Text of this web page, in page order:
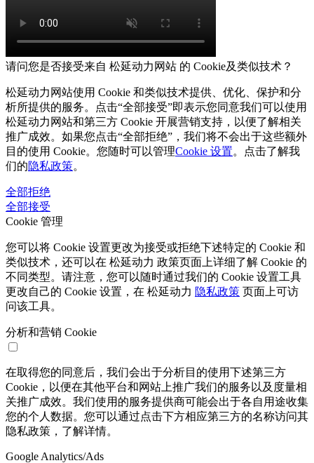
请问您是否接受来自 松延动力网站 的 Cookie及类似技术？
松延动力网站使用 Cookie 和类似技术提供、优化、保护和分
析所提供的服务。点击“全部接受”即表示您同意我们可以使用
松延动力网站和第三方 Cookie 开展营销支持，以便了解相关
推广成效。如果您点击“全部拒绝”，我们将不会出于这些额外
目的使用 Cookie。您随时可以管理Cookie 设置。点击了解我
们的隐私政策。
全部拒绝
全部接受
Cookie 管理
您可以将 Cookie 设置更改为接受或拒绝下述特定的 Cookie 和
类似技术，还可以在 松延动力 政策页面上详细了解 Cookie 的
不同类型。请注意，您可以随时通过我们的 Cookie 设置工具
更改自己的 Cookie 设置，在 松延动力 隐私政策 页面上可访
问该工具。
分析和营销 Cookie
在取得您的同意后，我们会出于分析目的使用下述第三方
Cookie，以便在其他平台和网站上推广我们的服务以及度量相
关推广成效。我们使用的服务提供商可能会出于各自用途收集
您的个人数据。您可以通过点击下方相应第三方的名称访问其
隐私政策，了解详情。
Google Analytics/Ads